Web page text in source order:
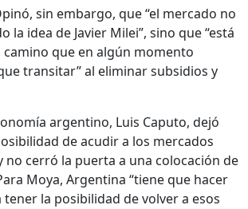
sin embargo, que “el mercado no
la idea de Javier Milei”, sino que “está
que en algún momento
transitar” al eliminar subsidios y
argentino, Luis Caputo, dejó
de acudir a los mercados
no cerró la puerta a una colocación de
Moya, Argentina “tiene que hacer
la posibilidad de volver a esos